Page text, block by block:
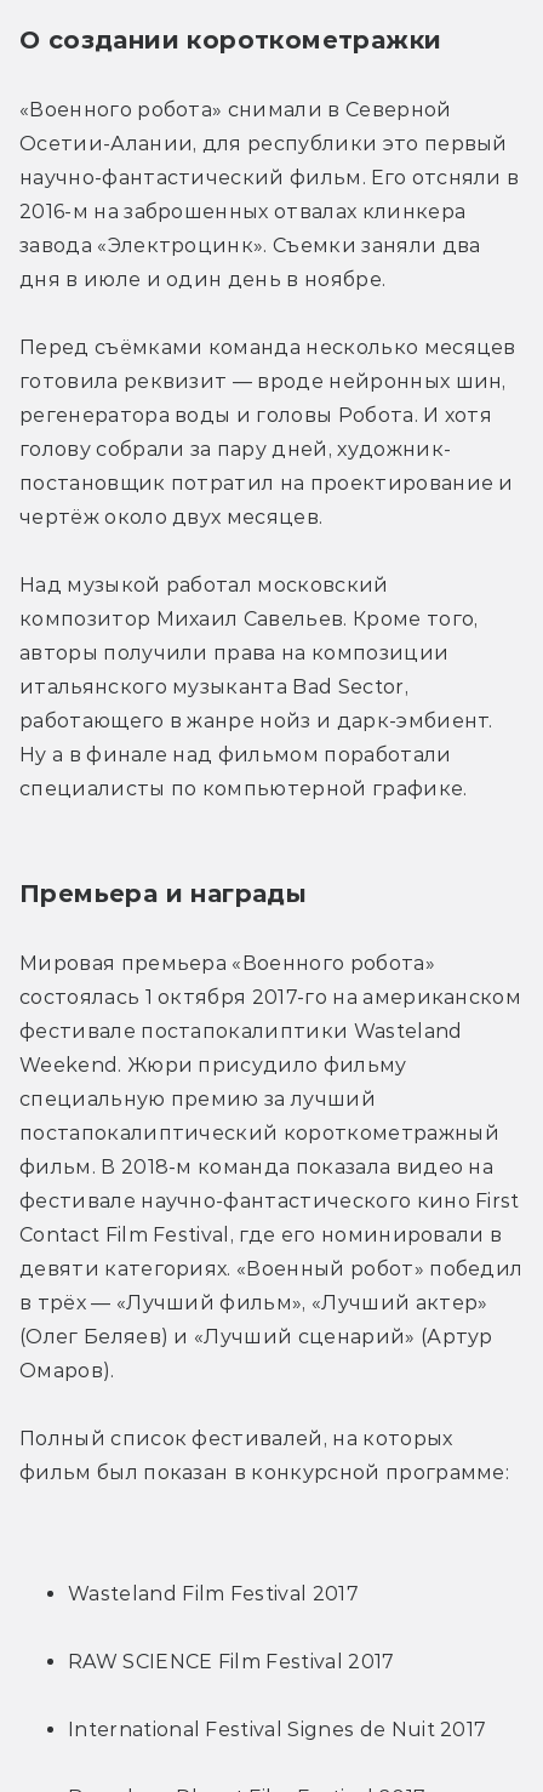
О создании короткометражки
«Военного робота» снимали в Северной
Осетии-Алании, для республики это первый
научно-фантастический фильм. Его отсняли в
2016-м на заброшенных отвалах клинкера
завода «Электроцинк». Съемки заняли два
дня в июле и один день в ноябре.
Перед съёмками команда несколько месяцев
готовила реквизит — вроде нейронных шин,
регенератора воды и головы Робота. И хотя
голову собрали за пару дней, художник-
постановщик потратил на проектирование и
чертёж около двух месяцев.
Над музыкой работал московский
композитор Михаил Савельев. Кроме того,
авторы получили права на композиции
итальянского музыканта Bad Sector,
работающего в жанре нойз и дарк-эмбиент.
Ну а в финале над фильмом поработали
специалисты по компьютерной графике.
Премьера и награды
Мировая премьера «Военного робота»
состоялась 1 октября 2017-го на американском
фестивале постапокалиптики Wasteland
Weekend. Жюри присудило фильму
специальную премию за лучший
постапокалиптический короткометражный
фильм. В 2018-м команда показала видео на
фестивале научно-фантастического кино First
Contact Film Festival, где его номинировали в
девяти категориях. «Военный робот» победил
в трёх — «Лучший фильм», «Лучший актер»
(Олег Беляев) и «Лучший сценарий» (Артур
Омаров).
Полный список фестивалей, на которых
фильм был показан в конкурсной программе:
Wasteland Film Festival 2017
RAW SCIENCE Film Festival 2017
International Festival Signes de Nuit 2017